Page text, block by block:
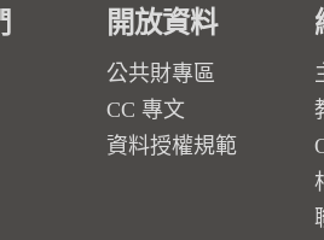
開放資料
公共財專區
CC 專文
資料授權規範